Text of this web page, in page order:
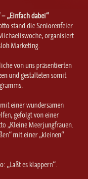
„Einfach dabei“
stand die Seniorenfeier
organisiert
Marketing.
von uns präsentierten
und gestalteten somit
einer wundersamen
gefolgt von einer
„Kleine Meerjungfrauen.
mit einer „kleinen“
„Laßt es klappern“.